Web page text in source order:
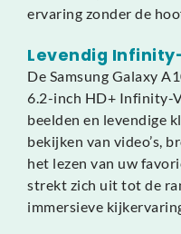
ervaring zonder de
Levendig
De Samsung Galaxy
6.2-inch HD+ Infinity-
beelden en levendige
bekijken van video’s,
het lezen van uw
strekt zich uit tot de
immersieve